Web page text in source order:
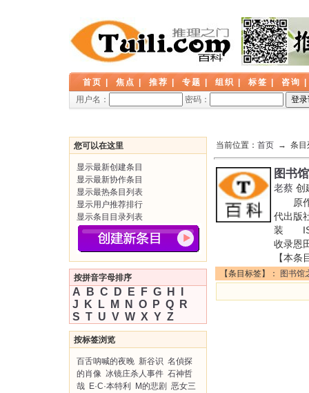
首页 焦点 推荐 专题 组织 标签 咨询
用户名：
密码：
您可以在这里
显示最新创建条目
显示最新协作条目
显示最热条目列表
显示用户推荐排行
显示条目目录列表
按拼音字母排序
A B C D E F G H
J
K L M N O P Q
R
S T U V W X Y Z
按标签浏览
百舌呐喊的夜晚 新谷识 名偵探
的肖像 冰镜庄杀人事件 石神哲
哉 E·C·本特利 M的悲剧 恶女三
当前位置： 首页 → 条目
图书
老蔡 创
原作
代出
装
收录恩
【本条
【条目标签】： 图书馆